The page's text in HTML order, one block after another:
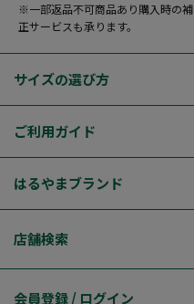
※一部返品不可商品あり購入時の補
正サービスも承ります。
サイズの選び方
ご利用ガイド
はるやまブランド
店舗検索
会員登録 / ログイン